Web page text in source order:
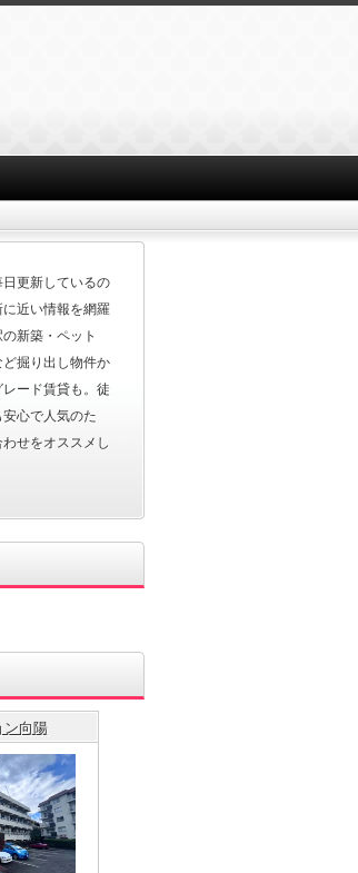
更新しているの
近い情報を網羅
新築・ペット
掘り出し物件か
ード賃貸も。徒
心で人気のた
せをオススメし
ン向陽